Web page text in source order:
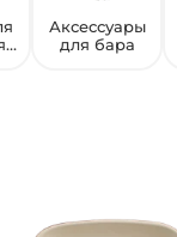
Аксессуары
для бара